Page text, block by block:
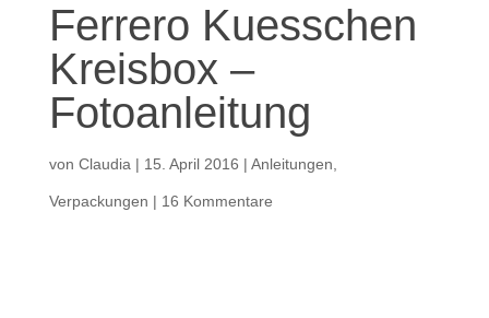
Ferrero Kuesschen
Kreisbox –
Fotoanleitung
von Claudia | 15. April 2016 | Anleitungen
Verpackungen | 16 Kommentare